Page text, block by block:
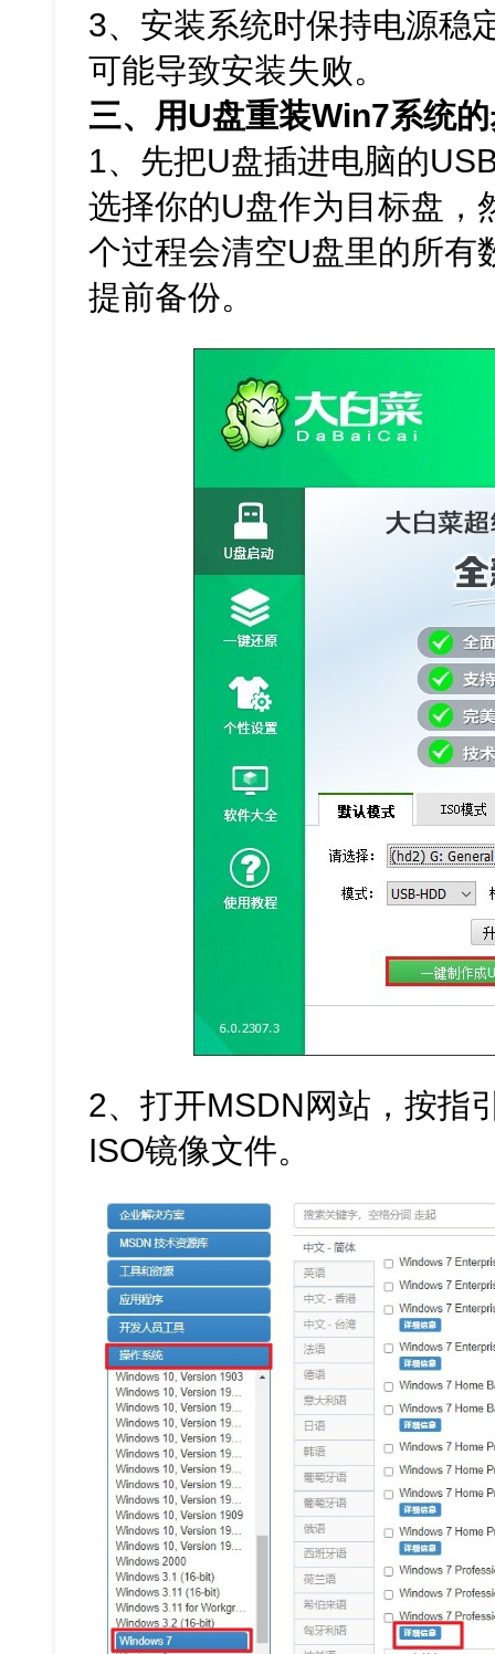
3、安装系统时保持电源稳
可能导致安装失败。
三、用U盘重装Win7系统
1、先把U盘插进电脑的
选择你的U盘作为目标盘，
个过程会清空U盘里的所有
提前备份。
2、打开MSDN网站，按指
ISO镜像文件。